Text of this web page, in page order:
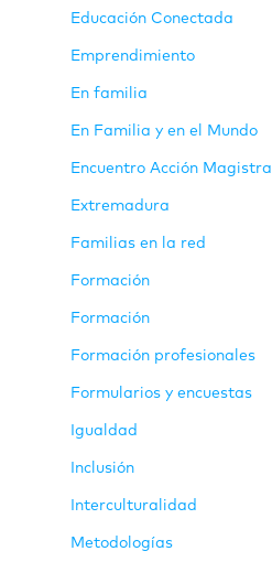
Educación Conectada
Emprendimiento
En familia
En Familia y en el Mundo
Encuentro Acción Magistral
Extremadura
Familias en la red
Formación
Formación
Formación profesionales
Formularios y encuestas
Igualdad
Inclusión
Interculturalidad
Metodologías